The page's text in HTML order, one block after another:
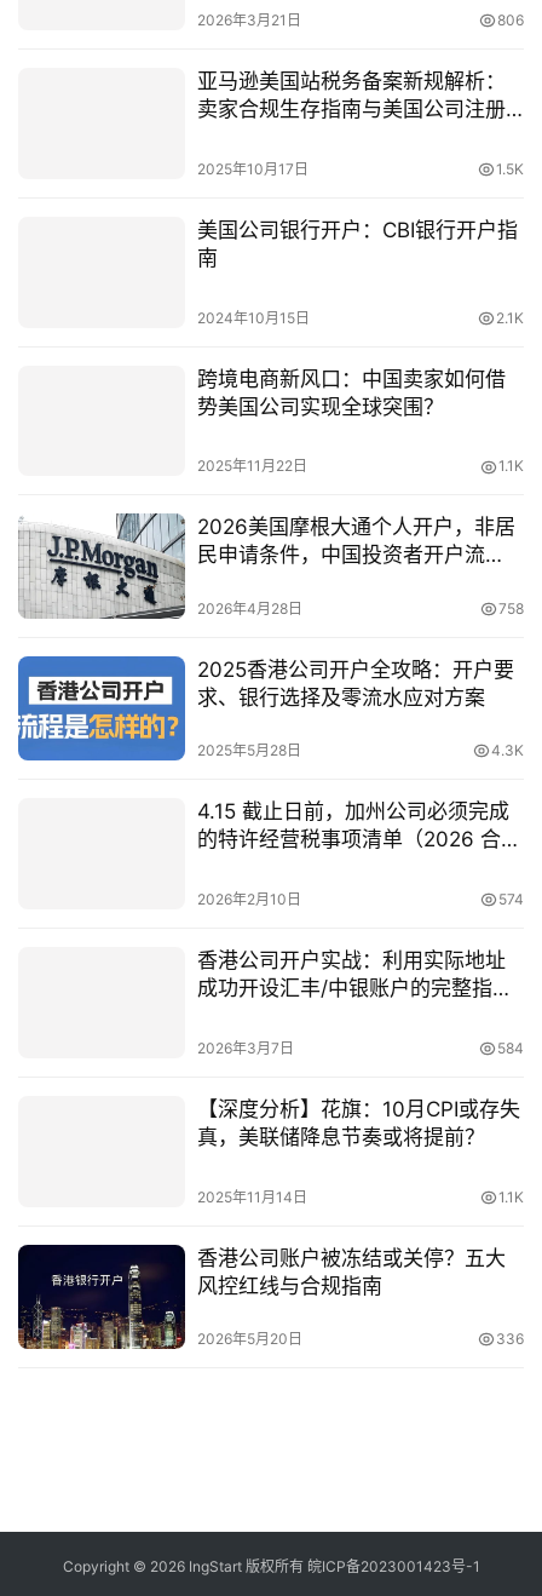
2026年3月21日 806
亚马逊美国站税务备案新规解析：
卖家合规生存指南与美国公司注册
2025年10月17日 1.5K
美国公司银行开户：CBI银行开户指
南
2024年10月15日 2.1K
跨境电商新风口：中国卖家如何借
势美国公司实现全球突围？
2025年11月22日 1.1K
2026美国摩根大通个人开户，非居
民申请条件，中国投资者开户流
2026年4月28日 758
2025香港公司开户全攻略：开户要
求、银行选择及零流水应对方案
2025年5月28日 4.3K
4.15 截止日前，加州公司必须完成
的特许经营税事项清单（2026 合规
2026年2月10日 574
香港公司开户实战：利用实际地址
成功开设汇丰/中银账户的完整指南
2026年3月7日 584
【深度分析】花旗：10月CPI或存失
真，美联储降息节奏或将提前？
2025年11月14日 1.1K
香港公司账户被冻结或关停？五大
风控红线与合规指南
2026年5月20日 336
Copyright © 2026 IngStart 版权所有 皖ICP备2023001423号-1